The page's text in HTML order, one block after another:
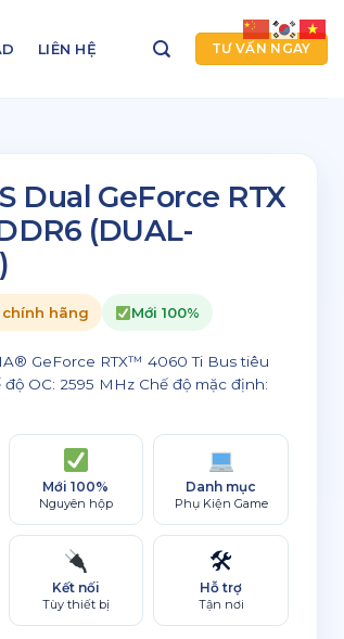
LIÊN HỆ TƯ VẤN NGAY
Dual GeForce RTX
(DUAL-
hãng Mới 100%
GeForce RTX™ 4060 Ti Bus tiêu
OC: 2595 MHz Chế độ mặc định:
Mới 100%
Nguyên hộp
Danh mục
Phụ Kiện Game
Kết nối
Tùy thiết bị
🛠
Hỗ trợ
Tận nơi